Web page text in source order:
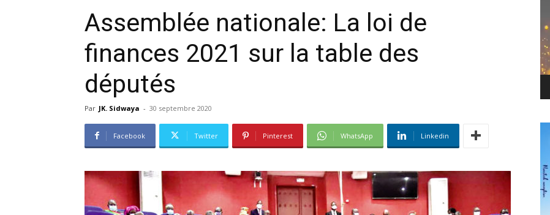
Assemblée nationale: La loi de
finances 2021 sur la table des
députés
Par JK. Sidwaya - 30 septembre 2020
Facebook Twitter Pinterest WhatsApp Linkedin